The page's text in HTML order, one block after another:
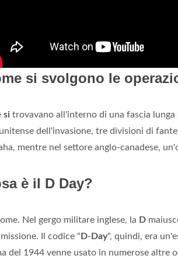
si svolgono le
si trovavano all'interno di una fascia
dell'invasione, tre divisioni di
mentre nel settore anglo-canadese,
è il D Day?
Nel gergo militare inglese, la D
Il codice " D- Day", quindi, era
del 1944 venne usato in numerose altre